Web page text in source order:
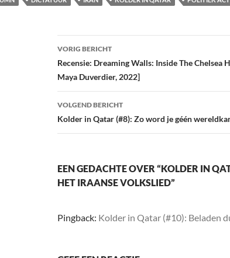
Bericht
navigatie
VORIG BERICHT
Recensie: Dreaming Walls: Inside The Chelsea
Maya Duverdier, 2022]
VOLGEND BERICHT
Kolder in Qatar (#8): Zo word je géén
EEN GEDACHTE OVER “KOLDER IN
HET IRAANSE VOLKSLIED”
Pingback: Kolder in Qatar (#10): Beladen